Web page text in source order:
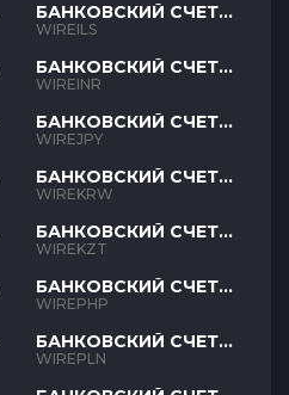
БАНКОВСКИЙ СЧЕТ
ILS
WIREILS
БАНКОВСКИЙ СЧЕТ
INR
WIREINR
БАНКОВСКИЙ СЧЕТ
JPY
WIREJPY
БАНКОВСКИЙ СЧЕТ
KRW
WIREKRW
БАНКОВСКИЙ СЧЕТ
KZT
WIREKZT
БАНКОВСКИЙ СЧЕТ
PHP
WIREPHP
БАНКОВСКИЙ СЧЕТ
PLN
WIREPLN